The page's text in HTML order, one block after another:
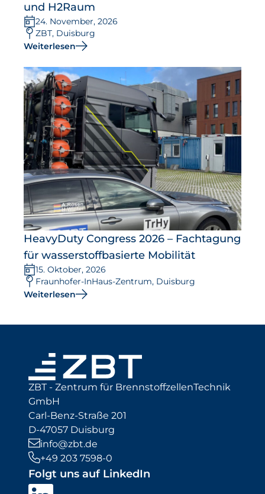
und H2Raum
24. November, 2026
ZBT, Duisburg
Weiterlesen
HeavyDuty Congress 2026 – Fachtagung
für wasserstoffbasierte Mobilität
15. Oktober, 2026
Fraunhofer-InHaus-Zentrum, Duisburg
Weiterlesen
ZBT - Zentrum für BrennstoffzellenTechnik
GmbH
Carl-Benz-Straße 201
D-47057 Duisburg
info@zbt.de
+49 203 7598-0
Folgt uns auf LinkedIn